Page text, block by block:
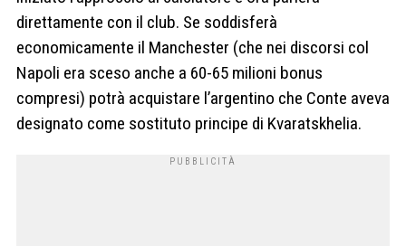
direttamente con il club. Se soddisferà
economicamente il Manchester (che nei discorsi col
Napoli era sceso anche a 60-65 milioni bonus
compresi) potrà acquistare l’argentino che Conte aveva
designato come sostituto principe di Kvaratskhelia.